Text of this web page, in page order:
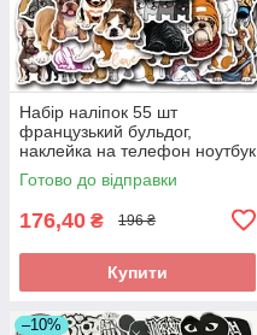
Набір наліпок 55 шт
французький бульдог,
наклейка на телефон ноутбук
гаджети
Готово до відправки
176,40 ₴ 196 ₴
Купити
–10%